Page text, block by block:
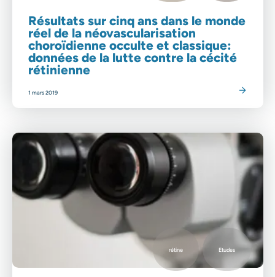
Résultats sur cinq ans dans le monde
réel de la néovascularisation
choroïdienne occulte et classique:
données de la lutte contre la cécité
rétinienne
1 mars 2019
Etudes
rétine